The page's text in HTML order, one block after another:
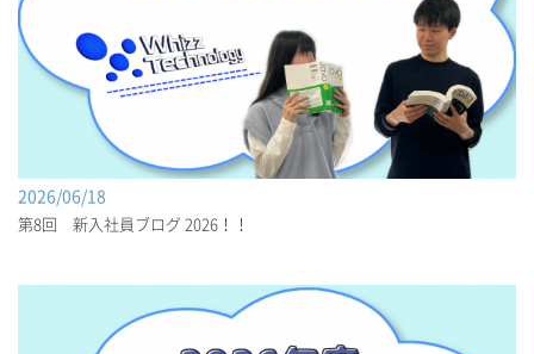
2026/06/18
第8回 新入社員ブログ 2026！！